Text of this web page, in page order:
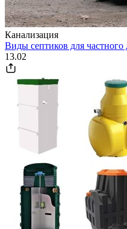
Канализация
Виды септиков для
13.02